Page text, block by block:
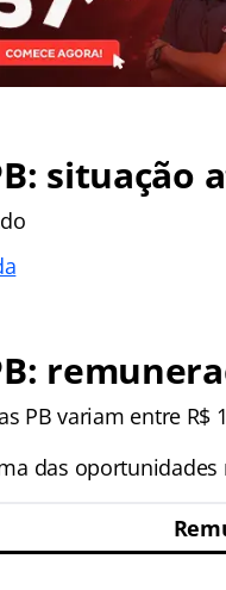
situação
PB variam entre R$
das oportunidades